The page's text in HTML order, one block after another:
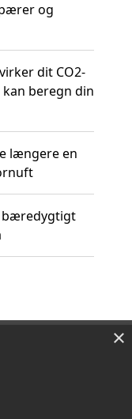
og
dit CO2-
beregn din
længere en
bæredygtigt
×